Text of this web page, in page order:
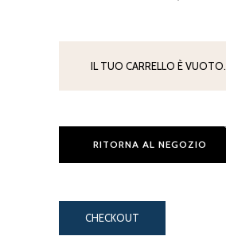
IL TUO CARRELLO È VUOTO.
RITORNA AL NEGOZIO
CHECKOUT